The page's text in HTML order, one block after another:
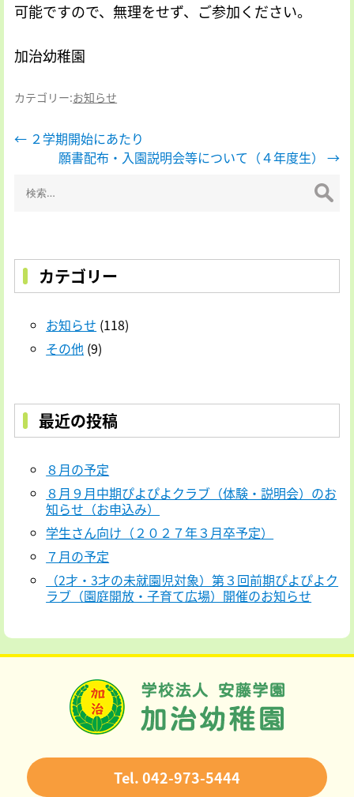
可能ですので、無理をせず、ご参加ください。
加治幼稚園
カテゴリー:お知らせ
投
ナ
ー
シ
ョ
ン
← ２学期開始にあたり
願書配布・入園説明会等について（４年度生） →
索:
カテゴリー
お知らせ (118)
その他 (9)
最近の投稿
８月の予定
８月９月中期ぴよぴよクラブ（体験・説明会）のお
知らせ（お申込み）
学生さん向け（２０２７年３月卒予定）
７月の予定
（2才・3才の未就園児対象）第３回前期ぴよぴよク
ラブ（園庭開放・子育て広場）開催のお知らせ
Tel. 042-973-5444